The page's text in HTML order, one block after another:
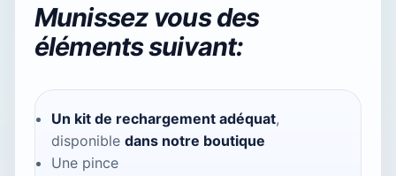
Munissez vous des
éléments suivant:
Un kit de rechargement adéquat,
disponible dans notre boutique
Une pince